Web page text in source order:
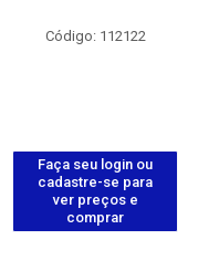
Código: 112122
Faça seu login ou
cadastre-se para
ver preços e
comprar